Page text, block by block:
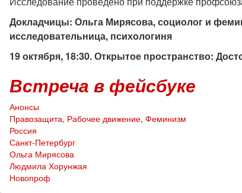
Докладчицы: Ольга Мирясова, социолог и
исследовательница, психологиня
19 октября, 18:30. Открытое пространство:
Встреча в фейсбуке
Анонсы
Правозащита, Рабочее движение, Феминизм
Россия
Санкт-Петербург
Ольга Мирясова
Людмила Хорунжая
Новопроф